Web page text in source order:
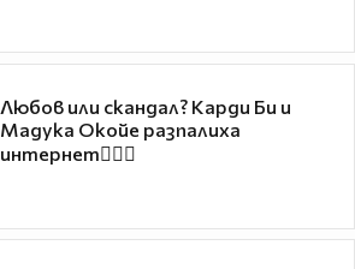
Любов или скандал? Карди Би и
Мадука Окойе разпалиха
интернет❤️‍🔥🔥